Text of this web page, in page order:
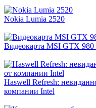
Nokia Lumia 2520
Видеокарта MSI GTX 980
Haswell Refresh:
компании Intel